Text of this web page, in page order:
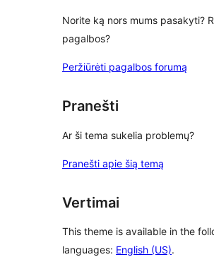
Norite ką nors mums pasakyti?
pagalbos?
Peržiūrėti pagalbos forumą
Pranešti
Ar ši tema sukelia problemų?
Pranešti apie šią temą
Vertimai
This theme is available in the
languages: English (US).